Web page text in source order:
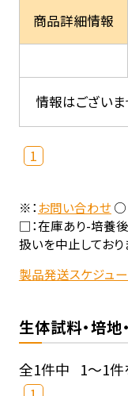
商品詳細情報
情報はございま
1
※：お問い合わせ○
□：在庫あり-培養
扱いを中止しており
製品発送スケジュ
生体試料・培地
全1件中 1～1